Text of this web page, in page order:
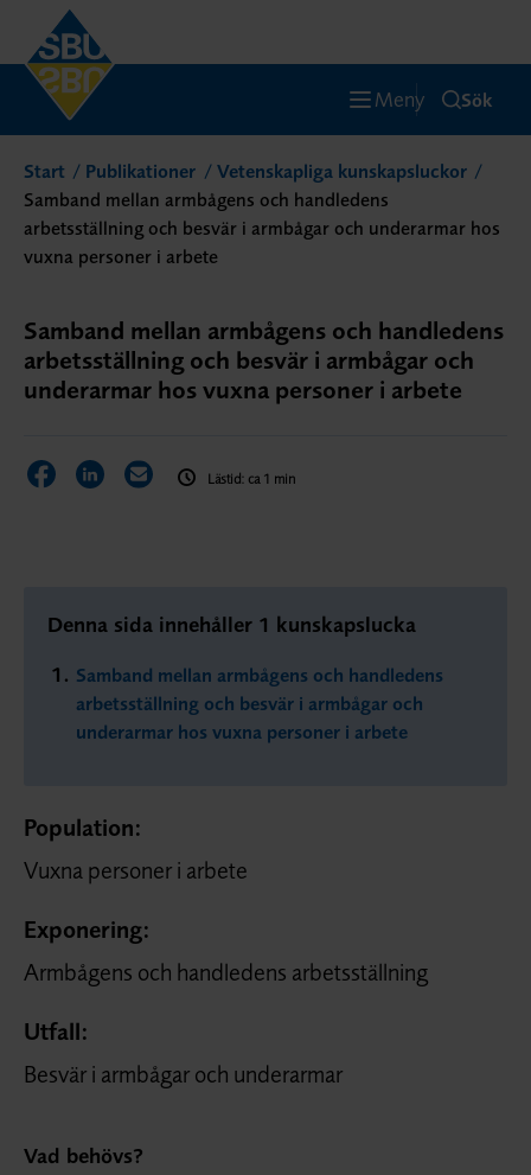
Meny Sök
Start Publikationer
Vetenskapliga kunskapsluckor
Samband mellan armbågens och handledens
arbetsställning och besvär i armbågar och underarmar hos
vuxna personer i arbete
Samband mellan armbågens och handledens
arbetsställning och besvär i armbågar och
underarmar hos vuxna personer i arbete
Dela sidan på Facebook
Dela sidan på LinkedIn
Dela sidan via E-post
Lästid: ca 1 min
Denna sida innehåller 1 kunskapslucka
Samband mellan armbågens och handledens
arbetsställning och besvär i armbågar och
underarmar hos vuxna personer i arbete
Population:
Vuxna personer i arbete
Exponering:
Armbågens och handledens arbetsställning
Utfall:
Besvär i armbågar och underarmar
Vad behövs?